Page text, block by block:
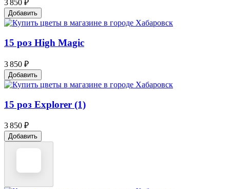
3 850 ₽
Добавить
15 роз High Magic
3 850 ₽
Добавить
15 роз Explorer (1)
3 850 ₽
Добавить